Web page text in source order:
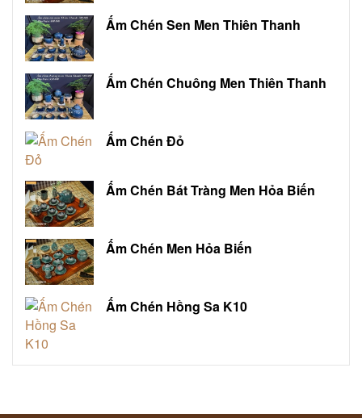
Ấm Chén Sen Men Thiên Thanh
Ấm Chén Chuông Men Thiên Thanh
Ấm Chén Đỏ
Ấm Chén Bát Tràng Men Hỏa Biến
Ấm Chén Men Hỏa Biến
Ấm Chén Hồng Sa K10